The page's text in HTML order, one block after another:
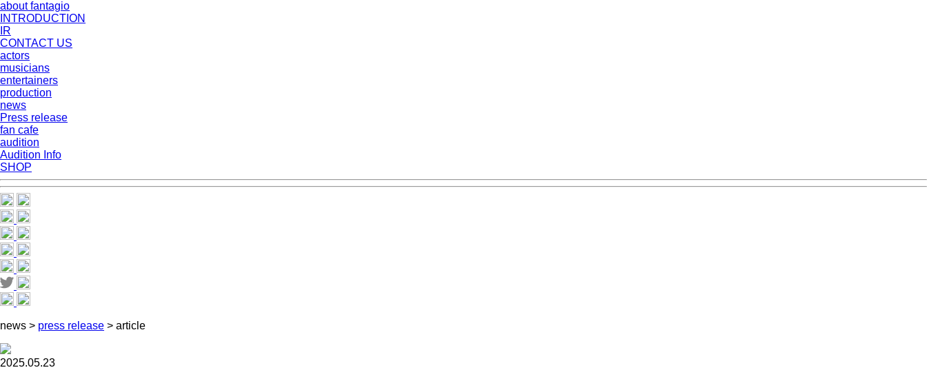
about fantagio
INTRODUCTION
IR
CONTACT US
actors
musicians
entertainers
production
news
Press release
fan cafe
audition
Audition Info
SHOP
news > press release > article
2025.05.23